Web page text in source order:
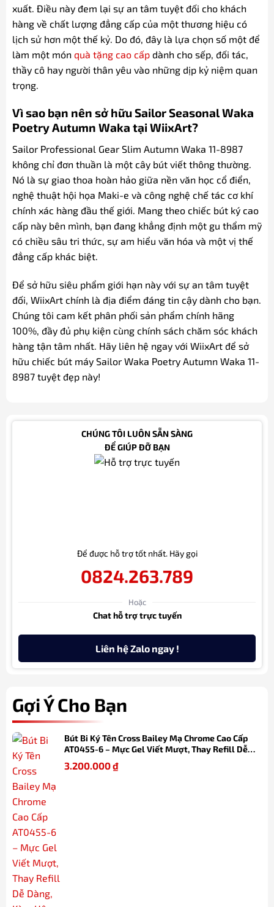
xuất. Điều này đem lại sự an tâm tuyệt đối cho khách
hàng về chất lượng đẳng cấp của một thương hiệu có
lịch sử hơn một thế kỷ. Do đó, đây là lựa chọn số một để
làm một món quà tặng cao cấpdành cho sếp, đối tác,
thầy cô hay người thân yêu vào những dịp kỷ niệm quan
trọng.
Vì sao bạn nên sở hữu Sailor Seasonal Waka
Poetry Autumn Waka tại WiixArt?
Sailor Professional Gear Slim Autumn Waka 11-8987
không chỉ đơn thuần là một cây bút viết thông thường.
Nó là sự giao thoa hoàn hảo giữa nền văn học cổ điển,
nghệ thuật hội họa Maki-e và công nghệ chế tác cơ khí
chính xác hàng đầu thế giới. Mang theo chiếc bút ký cao
cấp này bên mình, bạn đang khẳng định một gu thẩm mỹ
có chiều sâu tri thức, sự am hiểu văn hóa và một vị thế
đẳng cấp khác biệt.
Để sở hữu siêu phẩm giới hạn này với sự an tâm tuyệt
đối, WiixArt chính là địa điểm đáng tin cậy dành cho bạn.
Chúng tôi cam kết phân phối sản phẩm chính hãng
100%, đầy đủ phụ kiện cùng chính sách chăm sóc khách
hàng tận tâm nhất. Hãy liên hệ ngay với WiixArt để sở
hữu chiếc bút máy Sailor Waka Poetry Autumn Waka 11-
8987 tuyệt đẹp này!
CHÚNG TÔI LUÔN SẴN SÀNG
ĐỂ GIÚP ĐỠ BẠN
Để được hỗ trợ tốt nhất. Hãy gọi
0824.263.789
Hoặc
Chat hỗ trợ trực tuyến
Liên hệ Zalo ngay !
Gợi Ý Cho Bạn
Bút Bi Ký Tên Cross Bailey Mạ Chrome Cao Cấp
AT0455-6 – Mực Gel Viết Mượt, Thay Refill Dễ
Dàng, Kèm Hộp Quà
3.200.000₫